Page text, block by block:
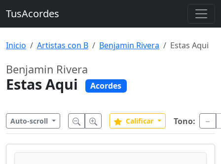
TusAcordes
Inicio Artistas con B Benjamin Rivera Estas Aqui
Benjamin Rivera
Estas Aqui Acordes
Auto-scroll Calificar Tono: